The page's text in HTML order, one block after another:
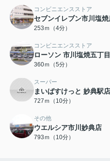
コンビニエンスストア
セブンイレブン市川塩焼
253ｍ（4分）
コンビニエンスストア
ローソン 市川塩焼五丁
360ｍ（5分）
スーパー
まいばすけっと 妙典駅店
727ｍ（10分）
その他
ウエルシア市川妙典店
793ｍ（10分）